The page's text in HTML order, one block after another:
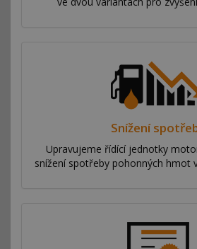
Snížení
Upravujeme řídící jednotky
snížení spotřeby pohonných hmot